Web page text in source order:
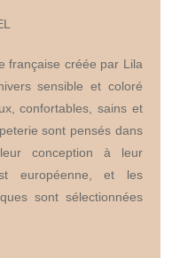
française créée par Lila
sensible et coloré
confortables, sains et
sont pensés dans
conception à leur
européenne, et les
sont sélectionnées